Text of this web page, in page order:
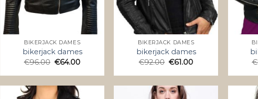
BIKERJACK DAMES
bikerjack dames
€96.00 €64.00
BIKERJACK DAMES
bikerjack dames
€92.00 €61.00
€